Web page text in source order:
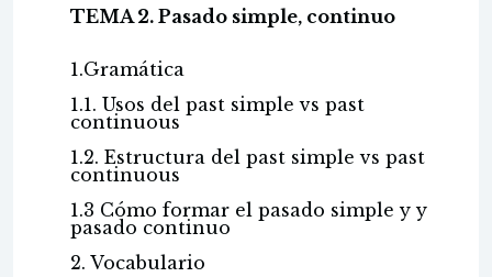
TEMA 2. Pasado simple, continuo
1.Gramática
1.1. Usos del past simple vs past
continuous
1.2. Estructura del past simple vs past
continuous
1.3 Cómo formar el pasado simple y y
pasado continuo
2. Vocabulario